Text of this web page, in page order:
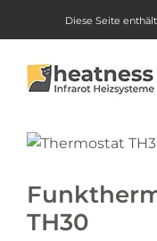
Diese Seite
content
TH30